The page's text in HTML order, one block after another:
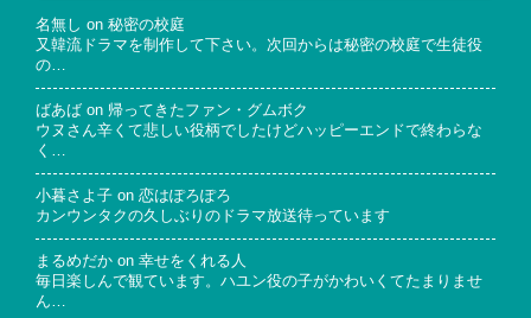
名無し on 秘密の校庭
又韓流ドラマを制作して下さい。次回からは秘密の校庭で生徒役
の…
ばあば on 帰ってきたファン・グムボク
ウヌさん辛くて悲しい役柄でしたけどハッピーエンドで終わらな
く…
小暮さよ子 on 恋はぽろぽろ
カンウンタクの久しぶりのドラマ放送待っています
まるめだか on 幸せをくれる人
毎日楽しんで観ています。ハユン役の子がかわいくてたまりませ
ん…